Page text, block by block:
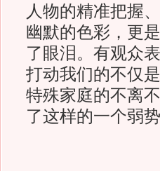
人物的精准把握
幽默的色彩，更
了眼泪。有观众
打动我们的不仅
特殊家庭的不离
了这样的一个弱